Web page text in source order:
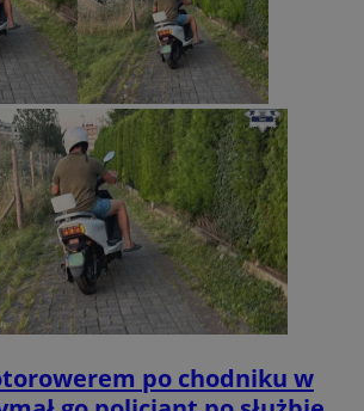
po chodniku w